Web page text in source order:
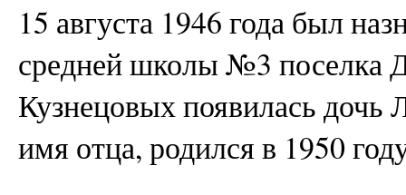
15 августа 1946 года был
средней школы №3 поселка
Кузнецовых появилась
имя отца, родился в 1950